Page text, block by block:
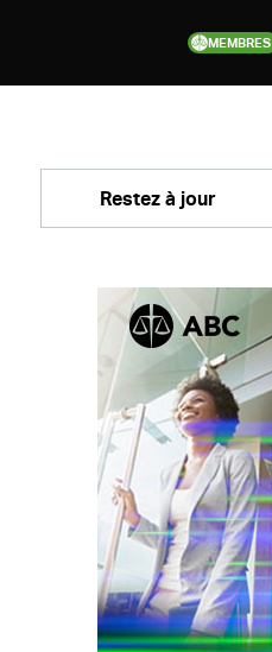
MEMBRES
Restez à jour